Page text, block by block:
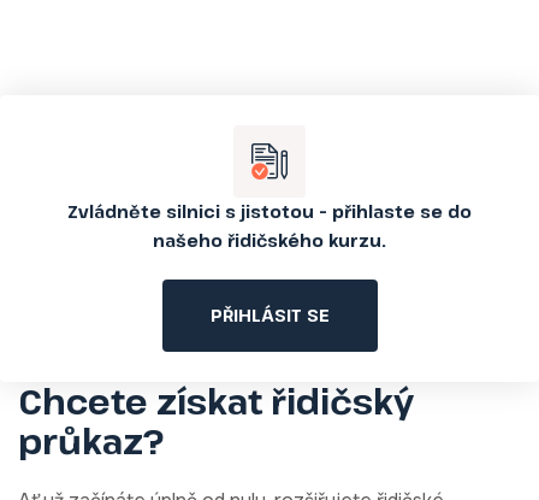
Chcete získat řidičský
průkaz?
Zvládněte silnici s jistotou – přihlaste se do
našeho řidičského kurzu.
PŘIHLÁSIT SE